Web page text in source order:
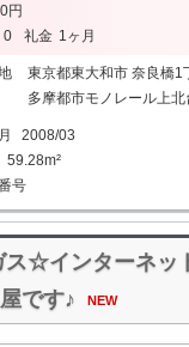
円
0 礼金 1ヶ月
東京都東大和市 奈良橋1
多摩都市モノレール上
2008/03
59.28m²
号
☆インターネッ
です♪
NEW